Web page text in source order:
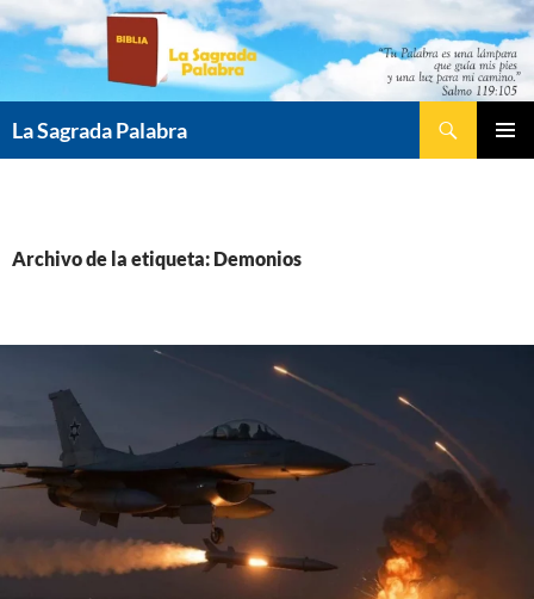
Saltar
contenido
La Sagrada Palabra
Archivo de la etiqueta: Demonios